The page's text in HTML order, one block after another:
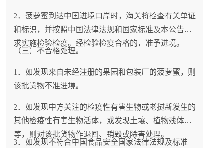
2．菠萝蜜到达中国进境口岸时，海关将检查有关单证
和标识，并按照中国法律法规和国家标准及本公告要
求实施检验检疫。经检验检疫合格的，准予进境。
（三）不合格处理。
1．如发现来自未经注册的果园和包装厂的菠萝蜜，则
该批货物不准进境。
2．如发现中方关注的检疫性有害生物或老挝新发生的
其他检疫性有害生物活体，或发现土壤、植物残体
等，则对该批货物作退回、销毁或除害处理。
3．如发现不符合中国食品安全国家法律法规及标准